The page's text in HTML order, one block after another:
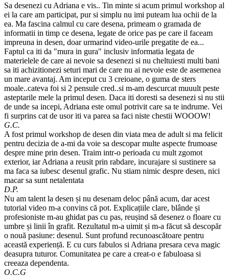
Sa desenezi cu Adriana e vis.. Tin minte si acum primul workshop al
ei la care am participat, pur si simplu nu imi puteam lua ochii de la
ea. Ma fascina calmul cu care desena, primeam o gramada de
informatii in timp ce desena, legate de orice pas pe care il faceam
impreuna in desen, doar urmarind video-urile pregatite de ea...
Faptul ca iti da "mura in gura" inclusiv informatia legata de
materielele de care ai nevoie sa desenezi si nu cheltuiesti multi bani
sa iti achizitionezi seturi mari de care nu ai nevoie este de asemenea
un mare avantaj. Am inceput cu 3 creioane, o guma de sters
moale..cateva foi si 2 pensule cred..si m-am descurcat muuult peste
asteptarile mele la primul desen. Daca iti doresti sa desenezi si nu stii
de unde sa incepi, Adriana este omul potrivit care sa te indrume. Vei
fi surprins cat de usor iti va parea sa faci niste chestii WOOOW!
G.C.
A fost primul workshop de desen din viata mea de adult si ma felicit
pentru decizia de a-mi da voie sa descopar multe aspecte frumoase
despre mine prin desen. Traim intr-o perioada cu mult zgomot
exterior, iar Adriana a reusit prin rabdare, incurajare si sustinere sa
ma faca sa iubesc desenul grafic. Nu stiam nimic despre desen, nici
macar sa sunt netalentata
D.P.
Nu am talent la desen și nu desenam deloc până acum, dar acest
tutorial video m-a convins că pot. Explicațiile clare, blânde și
profesioniste m-au ghidat pas cu pas, reușind să desenez o floare cu
umbre și linii în grafit. Rezultatul m-a uimit și m-a făcut să descopăr
o nouă pasiune: desenul. Sunt profund recunoascătoare pentru
această experiență. E cu curs fabulos si Adriana presara ceva magic
deasupra tuturor. Comunitatea pe care a creat-o e fabuloasa si
creeaza dependenta.
O.C.G